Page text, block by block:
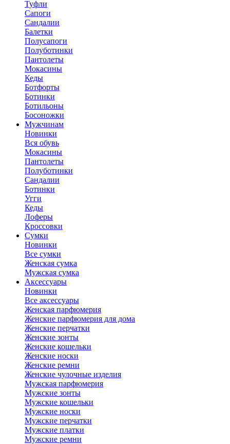
Туфли
Сапоги
Сандалии
Балетки
Полусапоги
Полуботинки
Пантолеты
Мокасины
Кеды
Ботфорты
Ботинки
Ботильоны
Босоножки
Мужчинам
Новинки
Вся обувь
Мокасины
Пантолеты
Полуботинки
Сандалии
Ботинки
Угги
Кеды
Лоферы
Кроссовки
Сумки
Новинки
Все сумки
Женская сумка
Мужская сумка
Аксессуары
Новинки
Все аксессуары
Женская парфюмерия
Женские парфюмерия для дома
Женские перчатки
Женские зонты
Женские кошельки
Женские носки
Женские ремни
Женские чулочные изделия
Мужская парфюмерия
Мужские зонты
Мужские кошельки
Мужские носки
Мужские перчатки
Мужские платки
Мужские ремни